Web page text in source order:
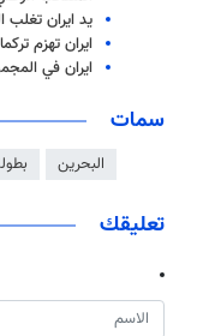
يد ایران تغلب
ايران تهزم
ايران في
سمات
البحرين
تعليقك